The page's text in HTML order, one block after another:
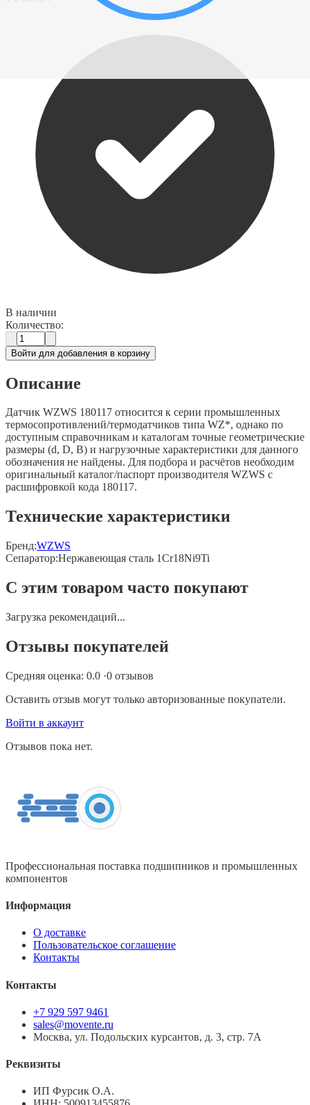
В наличии
Количество:
Войти для добавления в корзину
Описание
Датчик WZWS 180117 относится к серии промышленных
термосопротивлений/термодатчиков типа WZ*, однако по
доступным справочникам и каталогам точные геометрические
размеры (d, D, B) и нагрузочные характеристики для данного
обозначения не найдены. Для подбора и расчётов необходим
оригинальный каталог/паспорт производителя WZWS с
расшифровкой кода 180117.
Технические характеристики
Бренд:WZWS
Сепаратор:Нержавеющая сталь 1Cr18Ni9Ti
С этим товаром часто покупают
Загрузка рекомендаций...
Отзывы покупателей
Средняя оценка: 0.0 ·0 отзывов
Оставить отзыв могут только авторизованные покупатели.
Войти в аккаунт
Отзывов пока нет.
Профессиональная поставка подшипников и промышленных
компонентов
Информация
О доставке
Пользовательское соглашение
Контакты
Контакты
+7 929 597 9461
sales@movente.ru
Москва, ул. Подольских курсантов, д. 3, стр. 7А
Реквизиты
ИП Фурсик О.А.